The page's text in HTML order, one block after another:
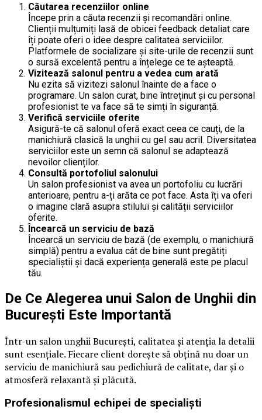
Căutarea recenziilor online
Începe prin a căuta recenzii și recomandări online.
Clienții mulțumiți lasă de obicei feedback detaliat care
îți poate oferi o idee despre calitatea serviciilor.
Platformele de socializare și site-urile de recenzii sunt
o sursă excelentă pentru a înțelege ce te așteaptă.
Vizitează salonul pentru a vedea cum arată
Nu ezita să vizitezi salonul înainte de a face o
programare. Un salon curat, bine întreținut și cu personal
profesionist te va face să te simți în siguranță.
Verifică serviciile oferite
Asigură-te că salonul oferă exact ceea ce cauți, de la
manichiură clasică la unghii cu gel sau acril. Diversitatea
serviciilor este un semn că salonul se adaptează
nevoilor clienților.
Consultă portofoliul salonului
Un salon profesionist va avea un portofoliu cu lucrări
anterioare, pentru a-ți arăta ce pot face. Asta îți va oferi
o imagine clară asupra stilului și calității serviciilor
oferite.
Încearcă un serviciu de bază
Încearcă un serviciu de bază (de exemplu, o manichiură
simplă) pentru a evalua cât de bine sunt pregătiți
specialiștii și dacă experiența generală este pe placul
tău.
De Ce Alegerea unui Salon de Unghii din
București Este Importantă
Într-un salon unghii București, calitatea și atenția la detalii
sunt esențiale. Fiecare client dorește să obțină nu doar un
serviciu de manichiură sau pedichiură de calitate, dar și o
atmosferă relaxantă și plăcută.
Profesionalismul echipei de specialiști